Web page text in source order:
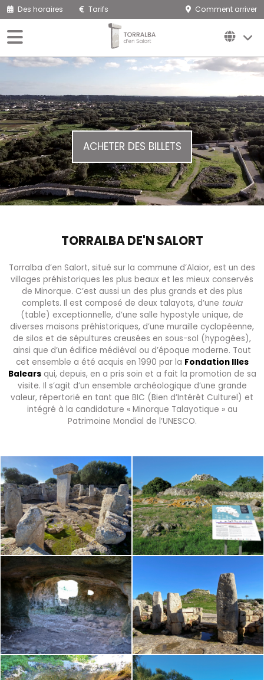
Des horaires Tarifs Comment arriver
ACHETER DES BILLETS
TORRALBA DE'N SALORT
Torralba d’en Salort, situé sur la commune d’Alaior, est un des
villages préhistoriques les plus beaux et les mieux conservés
de Minorque. C’est aussi un des plus grands et des plus
complets. Il est composé de deux talayots, d’une taula
(table) exceptionnelle, d’une salle hypostyle unique, de
diverses maisons préhistoriques, d’une muraille cyclopéenne,
de silos et de sépultures creusées en sous-sol (hypogées),
ainsi que d’un édifice médiéval ou d’époque moderne. Tout
cet ensemble a été acquis en 1990 par la Fondation Illes
Balears qui, depuis, en a pris soin et a fait la promotion de sa
visite. Il s’agit d’un ensemble archéologique d’une grande
valeur, répertorié en tant que BIC (Bien d’Intérêt Culturel) et
intégré à la candidature « Minorque Talayotique » au
Patrimoine Mondial de l’UNESCO.